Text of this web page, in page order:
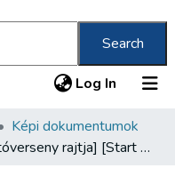
Search
Log In (current)
Képi dokumentumok
[Futóverseny rajtja] [Start of a running race]